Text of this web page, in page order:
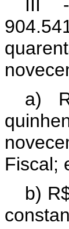
III -
a)
Fiscal;
b)